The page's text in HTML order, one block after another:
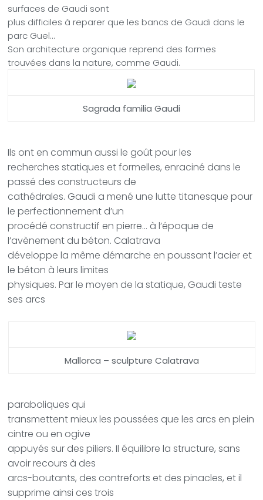
surfaces de Gaudi sont
plus difficiles à reparer que les bancs de Gaudi dans le
parc Guel…
Son architecture organique reprend des formes
trouvées dans la nature, comme Gaudi.
Sagrada familia Gaudi
Ils ont en commun aussi le goût pour les
recherches statiques et formelles, enraciné dans le
passé des constructeurs de
cathédrales. Gaudi a mené une lutte titanesque pour
le perfectionnement d’un
procédé constructif en pierre… à l’époque de
l’avènement du béton. Calatrava
développe la même démarche en poussant l’acier et
le béton à leurs limites
physiques. Par le moyen de la statique, Gaudi teste
ses arcs
Mallorca – sculpture Calatrava
paraboliques qui
transmettent mieux les poussées que les arcs en plein
cintre ou en ogive
appuyés sur des piliers. Il équilibre la structure, sans
avoir recours à des
arcs-boutants, des contreforts et des pinacles, et il
supprime ainsi ces trois